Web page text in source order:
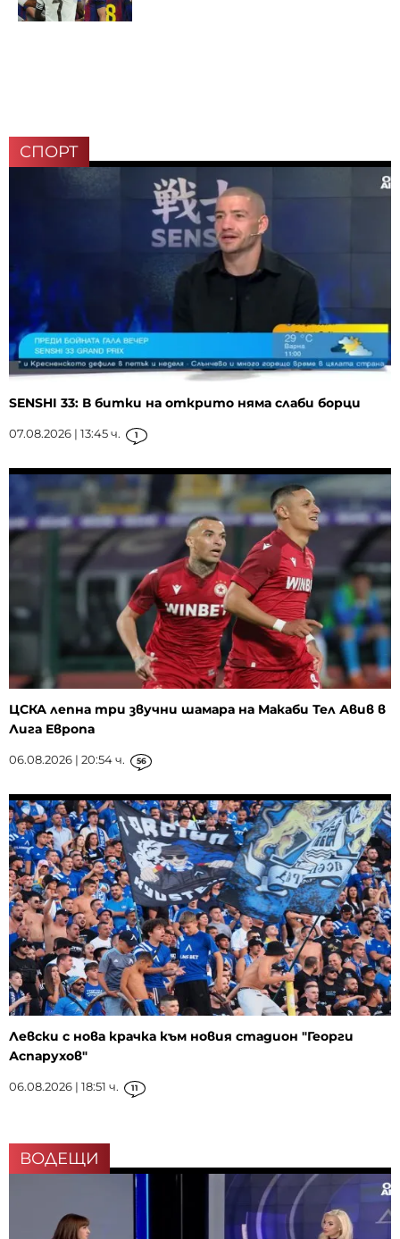
СПОРТ
SENSHI 33: В битки на открито няма слаби борци
07.08.2026 | 13:45 ч. 1
ЦСКА лепна три звучни шамара на Макаби Тел Авив в
Лига Европа
06.08.2026 | 20:54 ч. 56
Левски с нова крачка към новия стадион "Георги
Аспарухов"
06.08.2026 | 18:51 ч. 11
ВОДЕЩИ